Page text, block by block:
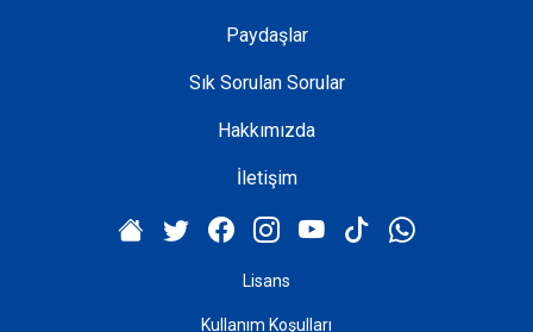
Paydaşlar
Sık Sorulan Sorular
Hakkımızda
İletişim
Lisans
Kullanım Koşulları